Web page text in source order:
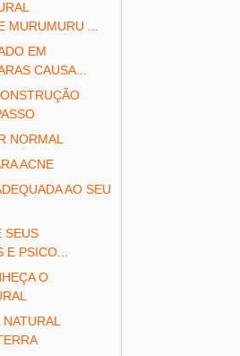
MURUMURU ...
EM
CAUSA...
NORMAL
ACNE
AO SEU
SEUS
PSICO...
O